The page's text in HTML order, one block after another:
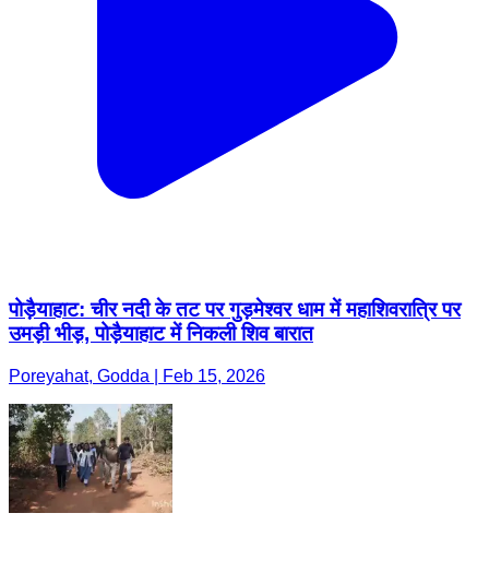
पोड़ैयाहाट: चीर नदी के तट पर गुड़मेश्वर धाम में महाशिवरात्रि पर
उमड़ी भीड़, पोड़ैयाहाट में निकली शिव बारात
Poreyahat, Godda | Feb 15, 2026